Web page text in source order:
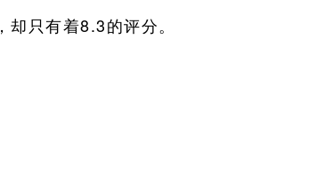
，却只有着8.3的评分。